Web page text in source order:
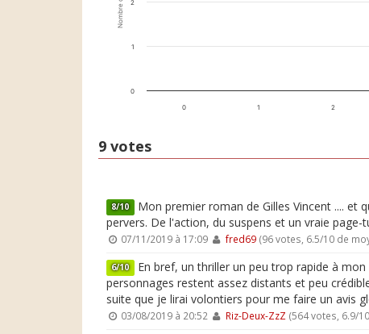
0 1 2
0
1
2
9 votes
8/10 Mon premier roman de Gilles Vincent .... et
pervers. De l'action, du suspens et un vraie
07/11/2019 à 17:09 fred69(96 votes, 6.5/10 de
6/10 En bref, un thriller un peu trop rapide à
personnages restent assez distants et peu
suite que je lirai volontiers pour me faire un avis
03/08/2019 à 20:52 Riz-Deux-ZzZ (564 votes, 6.9/